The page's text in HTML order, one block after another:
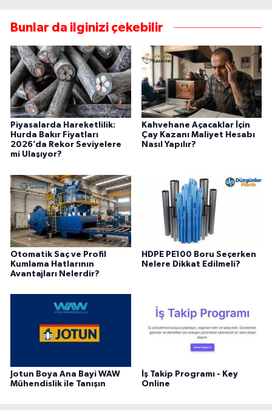
Bunlar da ilginizi çekebilir
Piyasalarda Hareketlilik:
Hurda Bakır Fiyatları
2026’da Rekor Seviyelere
mi Ulaşıyor?
Kahvehane Açacaklar İçin
Çay Kazanı Maliyet Hesabı
Nasıl Yapılır?
Otomatik Saç ve Profil
Kumlama Hatlarının
Avantajları Nelerdir?
HDPE PE100 Boru Seçerken
Nelere Dikkat Edilmeli?
Jotun Boya Ana Bayi WAW
Mühendislik ile Tanışın
İş Takip Programı - Key
Online